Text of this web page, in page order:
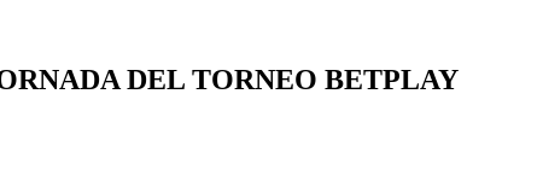
DEL TORNEO BETPLAY